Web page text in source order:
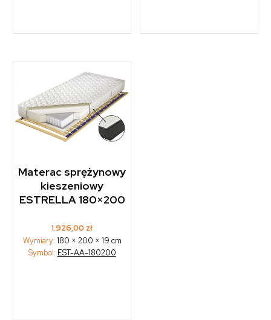
Materac sprężynowy
kieszeniowy
ESTRELLA 180×200
1.926,00 zł
Wymiary: 180 × 200 × 19 cm
Symbol: EST-AA-180200